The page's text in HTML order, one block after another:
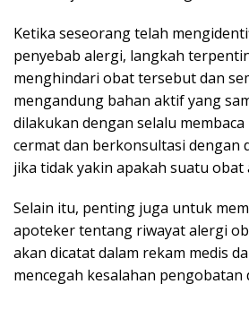
Ketika seseorang telah
penyebab alergi, langkah
menghindari obat tersebut dan
mengandung bahan aktif yang
dilakukan dengan selalu
cermat dan berkonsultasi dengan
jika tidak yakin apakah suatu obat
Selain itu, penting juga untuk
apoteker tentang riwayat alergi
akan dicatat dalam rekam medis
mencegah kesalahan pengobatan